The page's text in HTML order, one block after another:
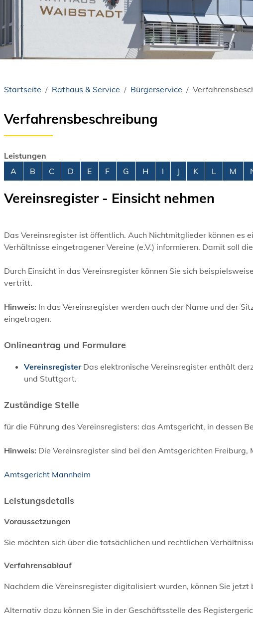
Startseite Rathaus & Service Bürgerservice
Verfahrensbeschreibung
Leistungen
Alphabetisches Register überspringen
A B C D E F G H I J K L M
Vereinsregister - Einsicht nehmen
Das Vereinsregister ist öffentlich. Auch Nichtmitglieder können es
Verhältnisse eingetragener Vereine (e.V.) informieren. Damit soll
Durch Einsicht in das Vereinsregister können Sie sich
vertritt.
Hinweis: In das Vereinsregister werden auch der Name und der
eingetragen.
Onlineantrag und Formulare
Vereinsregister Das elektronische Vereinsregister enthält
und Stuttgart.
Zuständige Stelle
für die Führung des Vereinsregisters: das Amtsgericht, in dessen
Hinweis: Die Vereinsregister sind bei den Amtsgerichten
Amtsgericht Mannheim
Leistungsdetails
Voraussetzungen
Sie möchten sich über die tatsächlichen und rechtlichen
Verfahrensablauf
Nachdem die Vereinsregister digitalisiert wurden, können Sie jetzt
Alternativ dazu können Sie in der Geschäftsstelle des